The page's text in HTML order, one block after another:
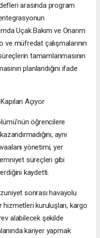
arasında program
Uçak Bakım ve Onarım
müfredat çalışmalarının
tamamlanmasının
planlandığını ifade
Açıyor
öğrencilere
aynı
yönetimi, yer
süreçleri gibi
kaydetti.
sonrası havayolu
hizmetleri kuruluşları, kargo
alabilecek şekilde
kariyer yapmak